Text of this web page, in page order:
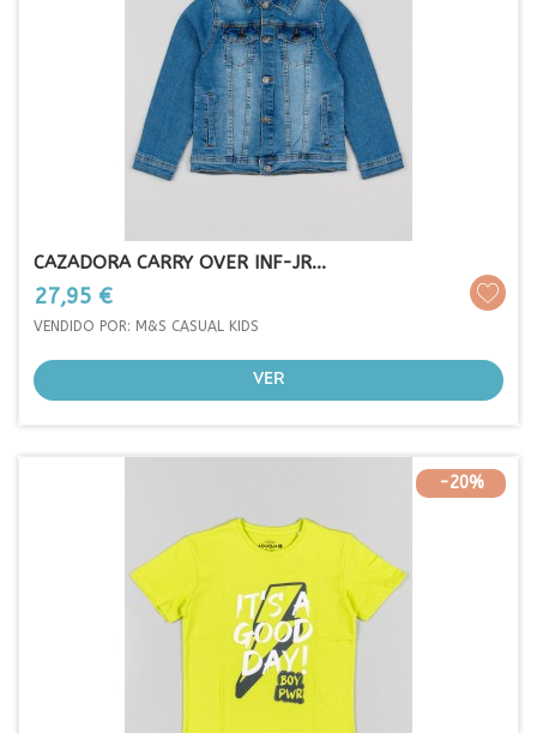
CAZADORA CARRY OVER INF-JR...
Prezo
27,95 €
VENDIDO POR: M&S CASUAL KIDS
VER
-20%